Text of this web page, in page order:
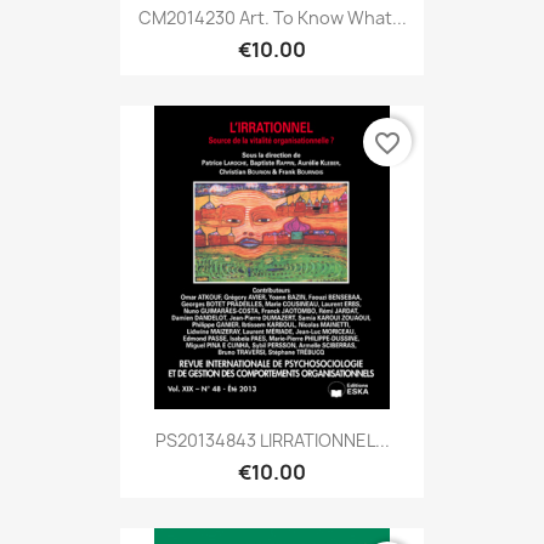
CM2014230 Art. To Know What...
€10.00
PS20134843 LIRRATIONNEL...
€10.00
favorite_border